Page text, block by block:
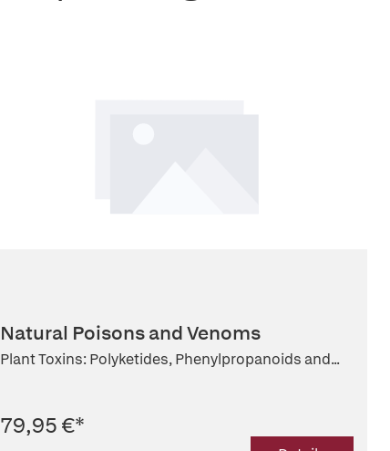
Natural Poisons and Venoms
Plant Toxins: Polyketides, Phenylpropanoids and...
79,95 €*